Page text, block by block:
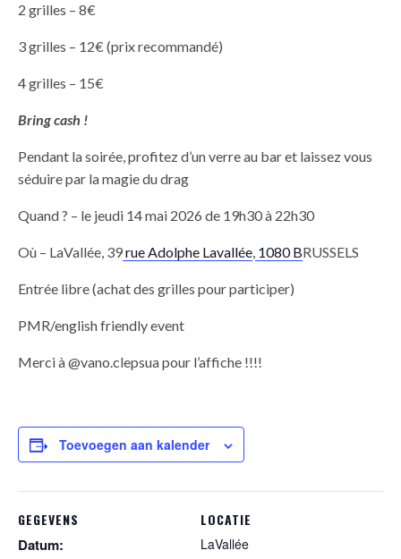
2 grilles – 8€
3 grilles – 12€ (prix recommandé)
4 grilles – 15€
Bring cash !
Pendant la soirée, profitez d’un verre au bar et laissez vous
séduire par la magie du drag
Quand ? – le jeudi 14 mai 2026 de 19h30 à 22h30
Où – LaVallée, 39rue Adolphe Lavallée, 1080 BRUSSELS
Entrée libre (achat des grilles pour participer)
PMR/english friendly event
Merci à @vano.clepsua pour l’affiche !!!!
Toevoegen aan kalender
GEGEVENS
Datum:
LOCATIE
LaVallée